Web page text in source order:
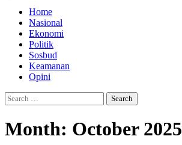
Home
Nasional
Ekonomi
Politik
Sosbud
Keamanan
Opini
Search
for:
Month: October 2025